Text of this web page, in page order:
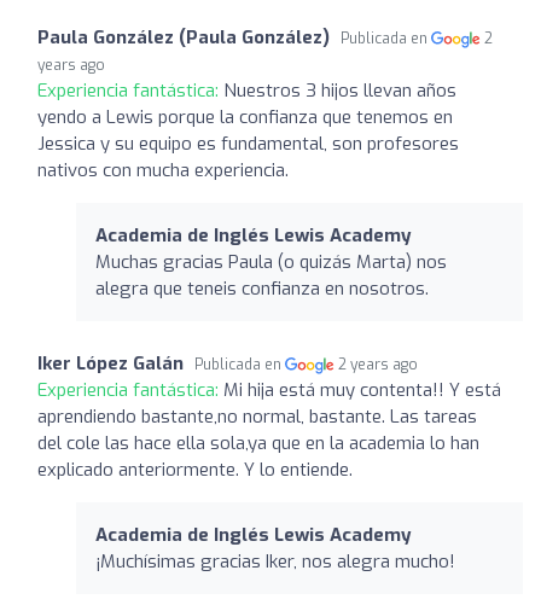
Paula González (Paula González) Publicada en
2
years ago
Experiencia fantástica: Nuestros 3 hijos llevan años
yendo a Lewis porque la confianza que tenemos en
Jessica y su equipo es fundamental, son profesores
nativos con mucha experiencia.
Academia de Inglés Lewis Academy
Muchas gracias Paula (o quizás Marta) nos
alegra que teneis confianza en nosotros.
Iker López Galán Publicada en 2 years ago
Experiencia fantástica: Mi hija está muy contenta!! Y está
aprendiendo bastante,no normal, bastante. Las tareas
del cole las hace ella sola,ya que en la academia lo han
explicado anteriormente. Y lo entiende.
Academia de Inglés Lewis Academy
¡Muchísimas gracias Iker, nos alegra mucho!